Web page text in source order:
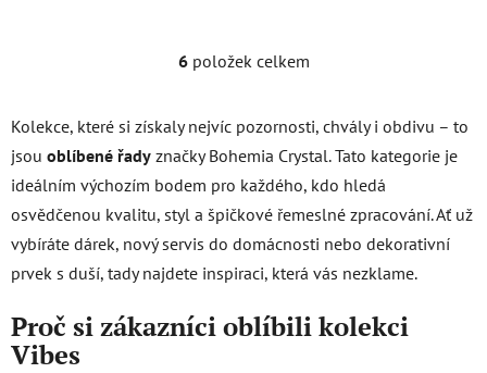
O
l
á
d
a
c
í
r
v
k
6položek celkem
Kolekce, které si získaly nejvíc pozornosti, chvály i obdivu – to
jsou oblíbené řady značky Bohemia Crystal. Tato kategorie je
ideálním výchozím bodem pro každého, kdo hledá
osvědčenou kvalitu, styl a špičkové řemeslné zpracování. Ať už
vybíráte dárek, nový servis do domácnosti nebo dekorativní
prvek s duší, tady najdete inspiraci, která vás nezklame.
Proč si zákazníci oblíbili kolekci
Vibes